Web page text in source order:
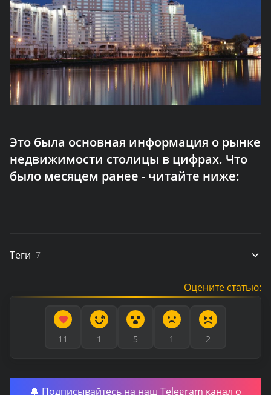
Это была основная информация о рынке
недвижимости столицы в цифрах. Что
было месяцем ранее - читайте ниже:
Теги 7
Оцените статью:
11 1 5 1 2
🔔 Подписывайтесь на наш Telegram канал о